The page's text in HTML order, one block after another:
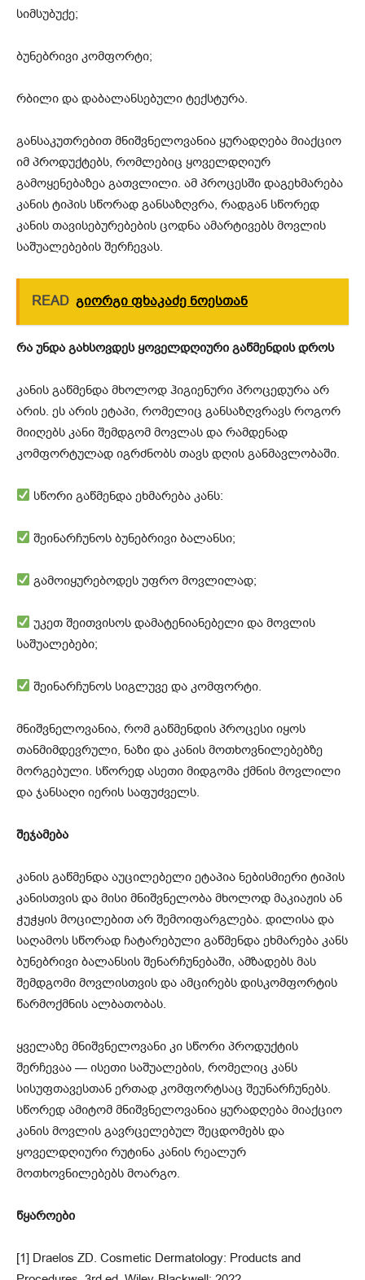
სიმსუბუქე;
ბუნებრივი კომფორტი;
რბილი და დაბალანსებული ტექსტურა.
განსაკუთრებით მნიშვნელოვანია ყურადღება მიაქციო
იმ პროდუქტებს, რომლებიც ყოველდღიურ
გამოყენებაზეა გათვლილი. ამ პროცესში დაგეხმარება
კანის ტიპის სწორად განსაზღვრა, რადგან სწორედ
კანის თავისებურებების ცოდნა ამარტივებს მოვლის
საშუალებების შერჩევას.
READ გიორგი ფხაკაძე ნოესთან
რა უნდა გახსოვდეს ყოველდღიური გაწმენდის დროს
კანის გაწმენდა მხოლოდ ჰიგიენური პროცედურა არ
არის. ეს არის ეტაპი, რომელიც განსაზღვრავს როგორ
მიიღებს კანი შემდგომ მოვლას და რამდენად
კომფორტულად იგრძნობს თავს დღის განმავლობაში.
სწორი გაწმენდა ეხმარება კანს:
შეინარჩუნოს ბუნებრივი ბალანსი;
გამოიყურებოდეს უფრო მოვლილად;
უკეთ შეითვისოს დამატენიანებელი და მოვლის
საშუალებები;
შეინარჩუნოს სიგლუვე და კომფორტი.
მნიშვნელოვანია, რომ გაწმენდის პროცესი იყოს
თანმიმდევრული, ნაზი და კანის მოთხოვნილებებზე
მორგებული. სწორედ ასეთი მიდგომა ქმნის მოვლილი
და ჯანსაღი იერის საფუძველს.
შეჯამება
კანის გაწმენდა აუცილებელი ეტაპია ნებისმიერი ტიპის
კანისთვის და მისი მნიშვნელობა მხოლოდ მაკიაჟის ან
ჭუჭყის მოცილებით არ შემოიფარგლება. დილისა და
საღამოს სწორად ჩატარებული გაწმენდა ეხმარება კანს
ბუნებრივი ბალანსის შენარჩუნებაში, ამზადებს მას
შემდგომი მოვლისთვის და ამცირებს დისკომფორტის
წარმოქმნის ალბათობას.
ყველაზე მნიშვნელოვანი კი სწორი პროდუქტის
შერჩევაა — ისეთი საშუალების, რომელიც კანს
სისუფთავესთან ერთად კომფორტსაც შეუნარჩუნებს.
სწორედ ამიტომ მნიშვნელოვანია ყურადღება მიაქციო
კანის მოვლის გავრცელებულ შეცდომებს და
ყოველდღიური რუტინა კანის რეალურ
მოთხოვნილებებს მოარგო.
წყაროები
[1] Draelos ZD. Cosmetic Dermatology: Products and